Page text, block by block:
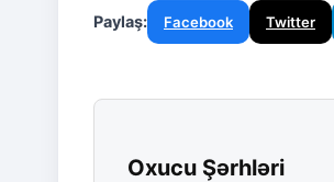
Paylaş: Facebook Twitter
Oxucu Şərhləri